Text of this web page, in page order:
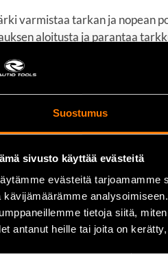
Suostumus
sivusto käyttää evästeitä
evästeitä tarjoamamme
kävijämäärämme
tietoja siitä,
antanut heille tai joita on
varmistaa tarkan ja nopean
aloitusta ja parantaa
mahdollistaa tehokkaan
useimpien
käyttöikää vaativissakin
kärki